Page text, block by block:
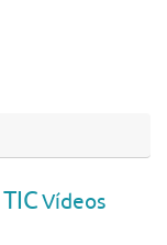
TICVídeos